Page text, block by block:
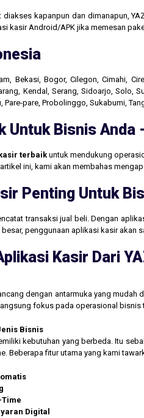
kapanpun dan dimanapun,
kasir Android/APK jika memesan
Bekasi, Bogor, Cilegon, Cimahi,
Kendal, Serang, Sidoarjo, Solo,
pare, Probolinggo, Sukabumi,
Bisnis Anda
terbaikuntuk mendukung
ini, kami akan membahas
Penting Untuk
transaksi jual beli. Dengan
penggunaan aplikasi kasir
Kasir Dari
dengan antarmuka yang
fokus pada operasional bisnis
Bisnis
kebutuhan yang berbeda. Itu
Beberapa fitur utama yang kami
Digital